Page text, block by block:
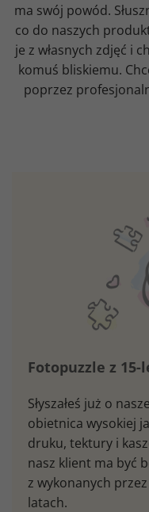
ma swój powód.
co do naszych
je z własnych zdjęć i
komuś bliskiemu.
poprzez
Fotopuzzle z
Słyszałeś już o
obietnica wysokiej
druku, tektury i
nasz klient ma być
z wykonanych
latach.